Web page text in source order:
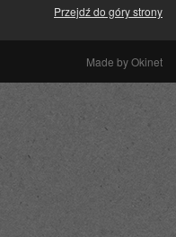
Przejdź do góry strony
Made byOkinet